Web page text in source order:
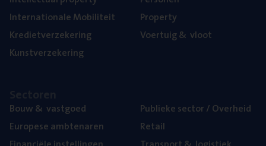
Inter­na­ti­o­na­le Mobiliteit
Kre­diet­ver­ze­ke­ring
Kunst­ver­ze­ke­ring
Pro­per­ty
Voer­tuig& vloot
Bouw& vastgoed
Euro­pe­se ambtenaren
Publie­ke sec­tor / Overheid
Retail